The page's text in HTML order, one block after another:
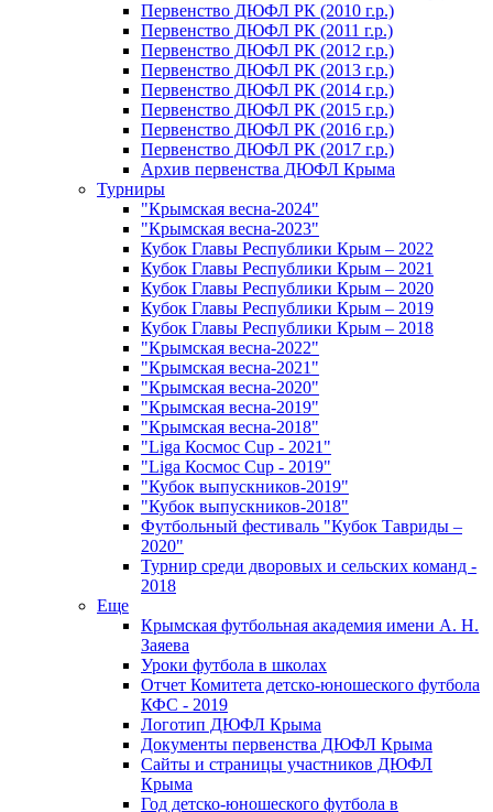
Первенство ДЮФЛ РК (2010 г.р.)
Первенство ДЮФЛ РК (2011 г.р.)
Первенство ДЮФЛ РК (2012 г.р.)
Первенство ДЮФЛ РК (2013 г.р.)
Первенство ДЮФЛ РК (2014 г.р.)
Первенство ДЮФЛ РК (2015 г.р.)
Первенство ДЮФЛ РК (2016 г.р.)
Первенство ДЮФЛ РК (2017 г.р.)
Архив первенства ДЮФЛ Крыма
Турниры
"Крымская весна-2024"
"Крымская весна-2023"
Кубок Главы Республики Крым – 2022
Кубок Главы Республики Крым – 2021
Кубок Главы Республики Крым – 2020
Кубок Главы Республики Крым – 2019
Кубок Главы Республики Крым – 2018
"Крымская весна-2022"
"Крымская весна-2021"
"Крымская весна-2020"
"Крымская весна-2019"
"Крымская весна-2018"
"Liga Космос Cup - 2021"
"Liga Космос Cup - 2019"
"Кубок выпускников-2019"
"Кубок выпускников-2018"
Футбольный фестиваль "Кубок Тавриды –
2020"
Турнир среди дворовых и сельских команд -
2018
Еще
Крымская футбольная академия имени А. Н.
Заяева
Уроки футбола в школах
Отчет Комитета детско-юношеского футбола
КФС - 2019
Логотип ДЮФЛ Крыма
Документы первенства ДЮФЛ Крыма
Сайты и страницы участников ДЮФЛ
Крыма
Год детско-юношеского футбола в